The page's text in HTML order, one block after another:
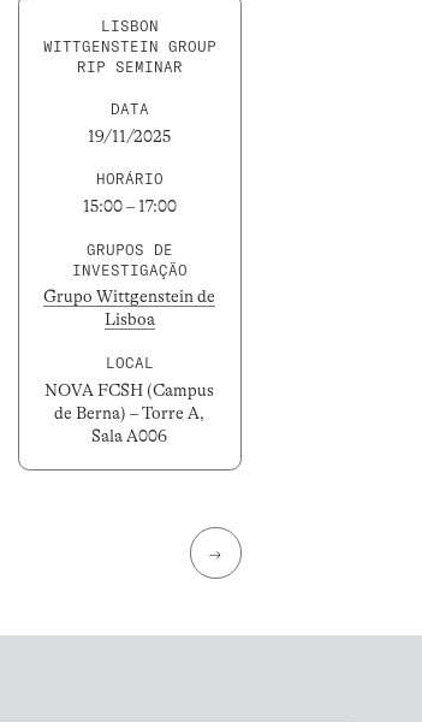
LISBON
WITTGENSTEIN GROUP
RIP SEMINAR
DATA
19/11/2025
HORÁRIO
15:00 – 17:00
GRUPOS DE
INVESTIGAÇÃO
Grupo Wittgenstein de
Lisboa
LOCAL
NOVA FCSH (Campus
de Berna) – Torre A,
Sala A006
→